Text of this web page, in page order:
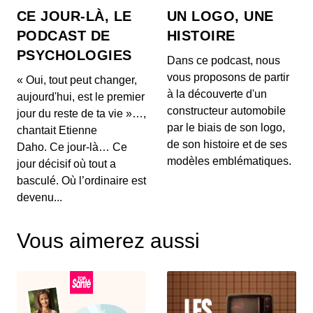
27 mai 2026 : Mythes sur la perte de
poids, l'impact du vin rouge et
tendances capillaires de Cannes
00:03:48 - IL Y A 2 MOIS
1. 🍽️ **Mythes de la perte de poids :** Découvrez
pourquoi manger tard le soir ne fait pas forcéme...
26 mai 2026 : Alerte sanitaire,
hydratation et astuces beauté pour les
mains
00:03:56 - IL Y A 2 MOIS
1. ⚠️ **Alerte de RappelConso sur les merguez
mer...
Tendances street food
00:04:07 - IL Y A 2 MOIS
18 mai 2026 : Cholestérol, Longévité et
CE JOUR-LÀ, LE
PODCAST DE
PSYCHOLOGIES
« Oui, tout peut changer,
aujourd'hui, est le premier
jour du reste de ta vie »…,
chantait Etienne
Daho. Ce jour-là… Ce
jour décisif où tout a
basculé. Où l’ordinaire est
devenu...
UN LOGO, UNE
HISTOIRE
Dans ce podcast, nous
vous proposons de partir
à la découverte d'un
constructeur automobile
par le biais de son logo,
de son histoire et de ses
modèles emblématiques.
Vous aimerez aussi